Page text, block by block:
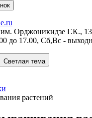
им. Орджоникидзе Г.К.,
до 17.00, Cб,Вс -
Светлая тема
растений